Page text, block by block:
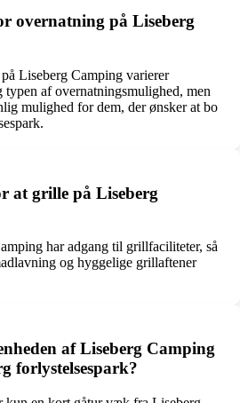
overnatning på Liseberg
Liseberg Camping varierer
af ​​overnatningsmulighed, men
mulighed for dem, der ønsker at bo
at grille på Liseberg
har adgang til grillfaciliteter, så
og hyggelige grillaftener
af Liseberg Camping
forlystelsespark?